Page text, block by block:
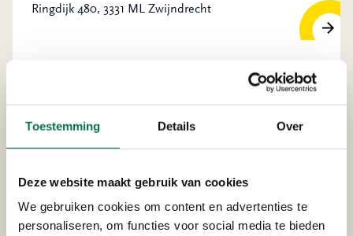
Toestemming Details Over
Deze website maakt gebruik van cookies
We gebruiken cookies om content en advertenties te
personaliseren, om functies voor social media te bieden
Ringdijk 480, 3331 ML Zwijndrecht
Smeermiddelen Industrie De
Oliebron B.V.
Verleend